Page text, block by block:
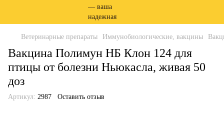
Ветеринарные препараты Иммунобиологические, вакцины
Вакцина Полимун НБ Клон 124 для
птицы от болезни Ньюкасла, живая 50
доз
Артикул: 2987 Оставить отзыв